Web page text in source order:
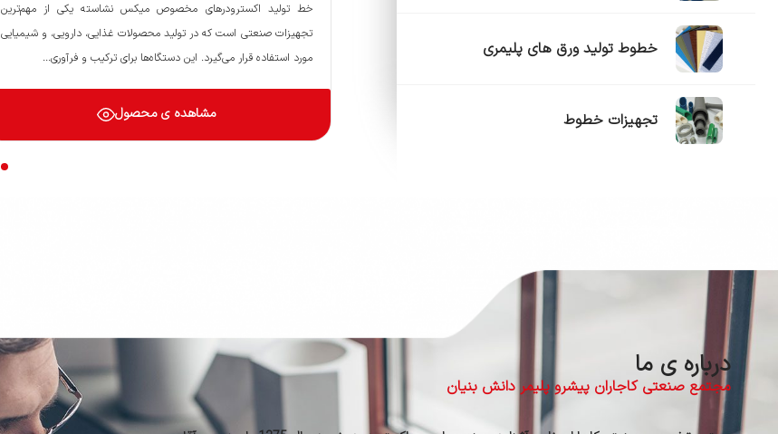
خطوط تولید ورق های پلیمری
تجهیزات خطوط
خط تولید اکسترودرهای مخصوص میکس نشاسته یکی از مهم‌ترین
تجهیزات صنعتی است که در تولید محصولات غذایی، دارویی، و شیمیایی
مورد استفاده قرار می‌گیرد. این دستگاه‌ها برای ترکیب و فرآوری...
مشاهده ی محصول
درباره ی ما
مجتمع صنعتی کاجاران پیشرو پلیمر دانش بنیان